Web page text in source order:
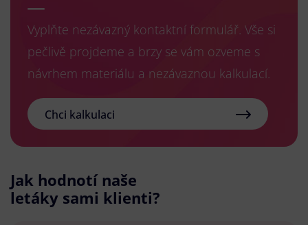
Vyplňte nezávazný kontaktní formulář. Vše si
pečlivě projdeme a brzy se vám ozveme s
návrhem materiálu a nezávaznou kalkulací.
Chci kalkulaci
Jak hodnotí naše
letáky sami klienti?